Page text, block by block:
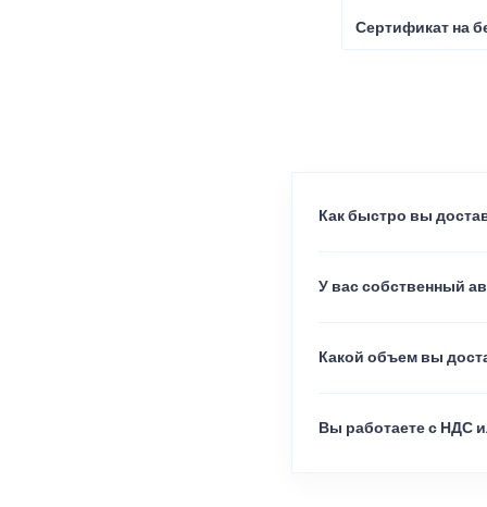
Сертификат на
Как быстро вы
У вас собственный
Какой объем вы
Вы работаете с НДС